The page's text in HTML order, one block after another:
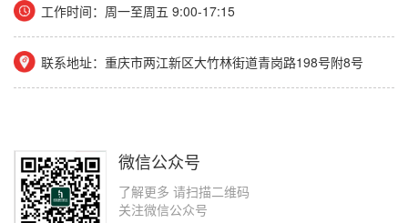
工作时间：周一至周五 9:00-17:15
联系地址：重庆市两江新区大竹林街道青岗路198号附8号
微信公众号
了解更多 请扫描二维码
关注微信公众号